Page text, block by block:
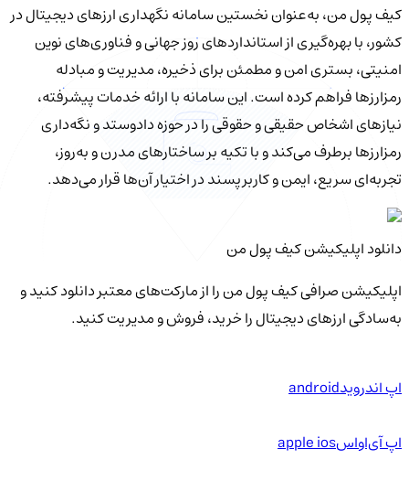
کیف‌ پول من، به‌عنوان نخستین سامانه نگهداری ارزهای دیجیتال در
کشور، با بهره‌گیری از استانداردهای روز جهانی و فناوری‌های نوین
امنیتی، بستری امن و مطمئن برای ذخیره، مدیریت و مبادله
رمزارزها فراهم کرده است. این سامانه با ارائه خدمات پیشرفته،
نیازهای اشخاص حقیقی و حقوقی را در حوزه دادوستد و نگه‌داری
رمزارزها برطرف می‌کند و با تکیه بر ساختارهای مدرن و به‌روز،
تجربه‌ای سریع، ایمن و کاربرپسند در اختیار آن‌ها قرار می‌دهد.
دانلود اپلیکیشن کیف‌ پول من
اپلیکیشن صرافی کیف پول من را از مارکت‌های معتبر دانلود کنید و
به‌سادگی ارزهای دیجیتال را خرید، فروش و مدیریت کنید.
اپ اندرویدandroid
اپ آی‌او‌اسapple ios